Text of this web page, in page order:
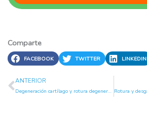
Comparte
FACEBOOK TWITTER LINKEDIN
Ant
ANTERIOR
Degeneración cartílago y rotura degenerativa de menisco